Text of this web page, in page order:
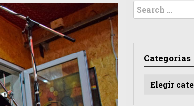
Search
for:
Categorías
Categorías